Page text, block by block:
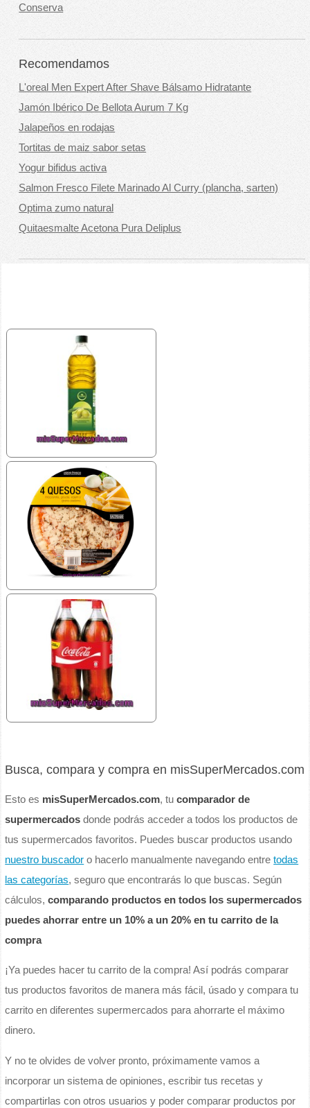
Conserva
Recomendamos
L'oreal Men Expert After Shave Bálsamo Hidratante
Jamón Ibérico De Bellota Aurum 7 Kg
Jalapeños en rodajas
Tortitas de maiz sabor setas
Yogur bifidus activa
Salmon Fresco Filete Marinado Al Curry (plancha, sarten)
Optima zumo natural
Quitaesmalte Acetona Pura Deliplus
Busca, compara y compra en misSuperMercados.com
Esto es misSuperMercados.com, tucomparador de
supermercados donde podrás acceder a todos los productos de
tus supermercados favoritos. Puedes buscar productos usando
nuestro buscador o hacerlo manualmente navegando entretodas
las categorías, seguro que encontrarás lo que buscas. Según
cálculos,comparando productos en todos los supermercados
puedes ahorrar entre un 10% a un 20% en tu carrito de la
compra
¡Ya puedes hacer tu carrito de la compra! Así podrás comparar
tus productos favoritos de manera más fácil, úsado y compara tu
carrito en diferentes supermercados para ahorrarte el máximo
dinero.
Y no te olvides de volver pronto, próximamente vamos a
incorporar un sistema de opiniones, escribir tus recetas y
compartirlas con otros usuarios y poder comparar productos por